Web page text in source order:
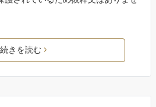
続きを読む